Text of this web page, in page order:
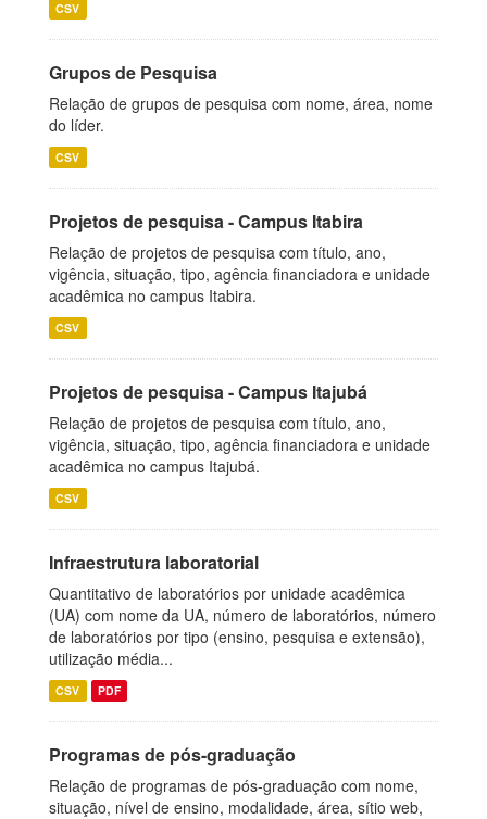
CSV
Grupos de Pesquisa
Relação de grupos de pesquisa com nome, área, nome
do líder.
CSV
Projetos de pesquisa - Campus Itabira
Relação de projetos de pesquisa com título, ano,
vigência, situação, tipo, agência financiadora e unidade
acadêmica no campus Itabira.
CSV
Projetos de pesquisa - Campus Itajubá
Relação de projetos de pesquisa com título, ano,
vigência, situação, tipo, agência financiadora e unidade
acadêmica no campus Itajubá.
CSV
Infraestrutura laboratorial
Quantitativo de laboratórios por unidade acadêmica
(UA) com nome da UA, número de laboratórios, número
de laboratórios por tipo (ensino, pesquisa e extensão),
utilização média...
CSV PDF
Programas de pós-graduação
Relação de programas de pós-graduação com nome,
situação, nível de ensino, modalidade, área, sítio web,